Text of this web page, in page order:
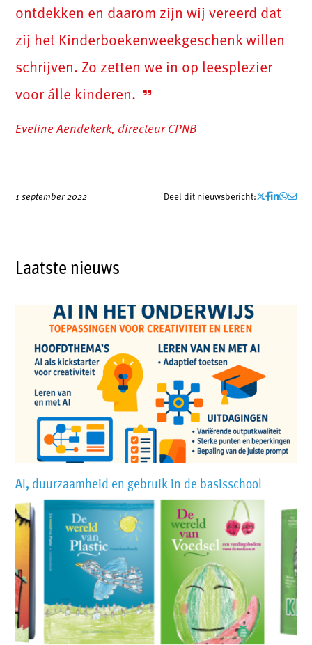
ontdekken en daarom zijn wij vereerd dat
zij het Kinderboeken­week­geschenk willen
schrijven. Zo zetten we in op leesplezier
voor álle kinderen.
Eveline Aendekerk, directeur CPNB
1 september 2022 Deel dit nieuwsbericht:
Laatste nieuws
AI, duurzaamheid en gebruik in de basisschool